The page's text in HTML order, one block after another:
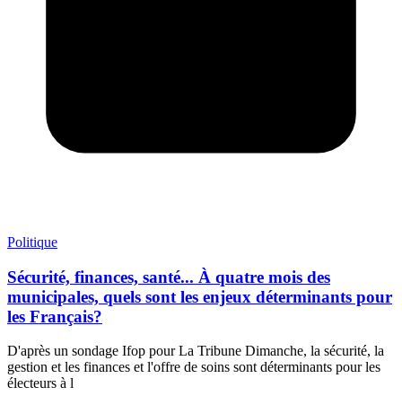
Politique
Sécurité, finances, santé... À quatre mois des
municipales, quels sont les enjeux déterminants pour
les Français?
D'après un sondage Ifop pour La Tribune Dimanche, la sécurité, la
gestion et les finances et l'offre de soins sont déterminants pour les
électeurs à l